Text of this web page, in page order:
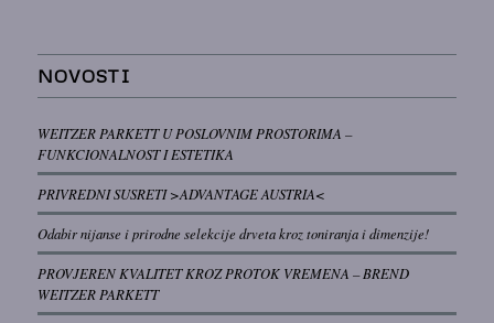
NOVOSTI
WEITZER PARKETT U POSLOVNIM PROSTORIMA –
FUNKCIONALNOST I ESTETIKA
PRIVREDNI SUSRETI >ADVANTAGE AUSTRIA<
Odabir nijanse i prirodne selekcije drveta kroz toniranja i dimenzije!
PROVJEREN KVALITET KROZ PROTOK VREMENA – BREND
WEITZER PARKETT